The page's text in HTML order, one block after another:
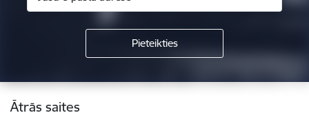
Kājene
Ātrās saites